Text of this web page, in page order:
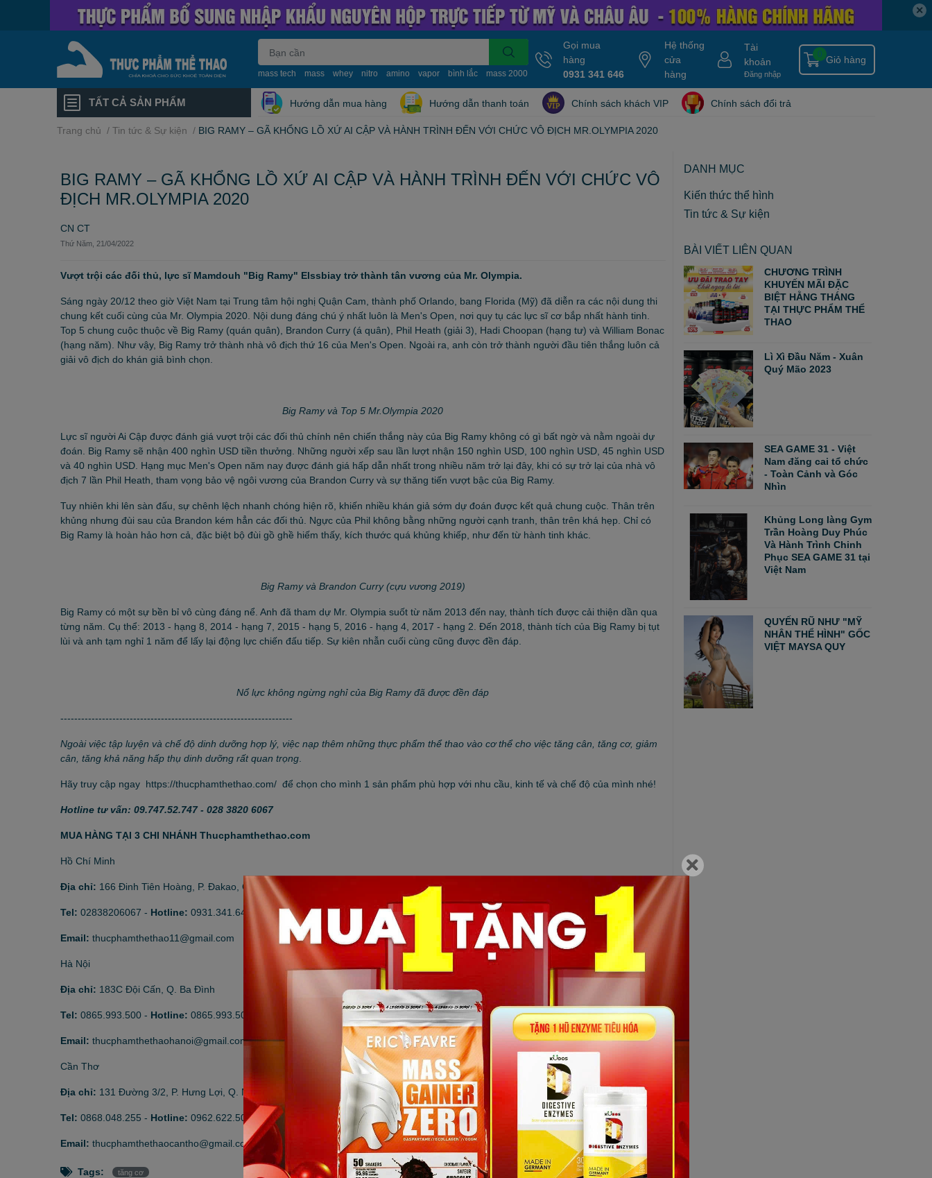
✕
mass tech mass whey nitro amino vapor bình lắc mass 2000 mass 10kg nitro whey gold nitro ripped tang can nitro tech blade isolate
Gọi mua
hàng
0931 341 646
Hệ thống
cửa
hàng
Tài
khoản
Đăng nhập
Giỏ hàng
0
TẤT CẢ SẢN PHẨM Hướng dẫn mua hàng Hướng dẫn thanh toán Chính sách khách VIP Chính sách đổi trả
Trang chủ / Tin tức & Sự kiện / BIG RAMY – GÃ KHỔNG LỒ XỨ AI CẬP VÀ HÀNH TRÌNH ĐẾN VỚI CHỨC VÔ ĐỊCH MR.OLYMPIA 2020
BIG RAMY – GÃ KHỔNG LỒ XỨ AI CẬP VÀ HÀNH TRÌNH ĐẾN VỚI CHỨC VÔ
ĐỊCH MR.OLYMPIA 2020
CN CT
Thứ Năm, 21/04/2022
Vượt trội các đối thủ, lực sĩ Mamdouh "Big Ramy" Elssbiay trở thành tân vương của Mr. Olympia.
Sáng ngày 20/12 theo giờ Việt Nam tại Trung tâm hội nghị Quận Cam, thành phố Orlando, bang Florida (Mỹ) đã diễn ra các nội dung thi
chung kết cuối cùng của Mr. Olympia 2020. Nội dung đáng chú ý nhất luôn là Men's Open, nơi quy tụ các lực sĩ cơ bắp nhất hành tinh.
Top 5 chung cuộc thuộc về Big Ramy (quán quân), Brandon Curry (á quân), Phil Heath (giải 3), Hadi Choopan (hạng tư) và William Bonac
(hạng năm). Như vậy, Big Ramy trở thành nhà vô địch thứ 16 của Men's Open. Ngoài ra, anh còn trở thành người đầu tiên thắng luôn cả
giải vô địch do khán giả bình chọn.
Big Ramy và Top 5 Mr.Olympia 2020
Lực sĩ người Ai Cập được đánh giá vượt trội các đối thủ chính nên chiến thắng này của Big Ramy không có gì bất ngờ và nằm ngoài dự
đoán. Big Ramy sẽ nhận 400 nghìn USD tiền thưởng. Những người xếp sau lần lượt nhận 150 nghìn USD, 100 nghìn USD, 45 nghìn USD
và 40 nghìn USD. Hạng mục Men's Open năm nay được đánh giá hấp dẫn nhất trong nhiều năm trở lại đây, khi có sự trở lại của nhà vô
địch 7 lần Phil Heath, tham vọng bảo vệ ngôi vương của Brandon Curry và sự thăng tiến vượt bậc của Big Ramy.
Tuy nhiên khi lên sàn đấu, sự chênh lệch nhanh chóng hiện rõ, khiến nhiều khán giả sớm dự đoán được kết quả chung cuộc. Thân trên
khủng nhưng đùi sau của Brandon kém hẳn các đối thủ. Ngực của Phil không bằng những người cạnh tranh, thân trên khá hẹp. Chỉ có
Big Ramy là hoàn hảo hơn cả, đặc biệt bộ đùi gồ ghề hiếm thấy, kích thước quá khủng khiếp, như đến từ hành tinh khác.
Big Ramy và Brandon Curry (cựu vương 2019)
Big Ramy có một sự bền bỉ vô cùng đáng nể. Anh đã tham dự Mr. Olympia suốt từ năm 2013 đến nay, thành tích được cải thiện dần qua
từng năm. Cụ thể: 2013 - hạng 8, 2014 - hạng 7, 2015 - hạng 5, 2016 - hạng 4, 2017 - hạng 2. Đến 2018, thành tích của Big Ramy bị tụt
lùi và anh tạm nghỉ 1 năm để lấy lại động lực chiến đấu tiếp. Sự kiên nhẫn cuối cùng cũng được đền đáp.
Nổ lực không ngừng nghỉ của Big Ramy đã được đền đáp
-------------------------------------------------------------------
Ngoài việc tập luyện và chế độ dinh dưỡng hợp lý, việc nạp thêm những thực phẩm thể thao vào cơ thể cho việc tăng cân, tăng cơ, giảm
cân, tăng khả năng hấp thụ dinh dưỡng rất quan trọng
Hãy truy cập ngay https://thucphamthethao.com/ để chọn cho mình 1 sản phẩm phù hợp với nhu cầu, kinh tế và chế độ của mình nhé!
Hotline tư vấn: 09.747.52.747 - 028 3820 6067
MUA HÀNG TẠI 3 CHI NHÁNH Thucphamthethao.com
Hồ Chí Minh
Địa chỉ: 166 Đinh Tiên Hoàng, P. Đakao, Q. 1
Tel: 02838206067 - Hotline: 0931.341.646
Email: thucphamthethao11@gmail.com
Hà Nội
Địa chỉ: 183C Đội Cấn, Q. Ba Đình
Tel: 0865.993.500 - Hotline: 0865.993.500
Email: thucphamthethaohanoi@gmail.com
Cần Thơ
Địa chỉ: 131 Đường 3/2, P. Hưng Lợi, Q. Ninh Kiều
Tel: 0868.048.255 - Hotline: 0962.622.501
Email: thucphamthethaocantho@gmail.com
Tags: tăng cơ
DANH MỤC
Kiến thức thể hình
Tin tức & Sự kiện
BÀI VIẾT LIÊN QUAN
CHƯƠNG TRÌNH
KHUYẾN MÃI ĐẶC
BIỆT HẰNG THÁNG
TẠI THỰC PHẨM THỂ
THAO
Lì Xì Đầu Năm - Xuân
Quý Mão 2023
SEA GAME 31 - Việt
Nam đăng cai tổ chức
- Toàn Cảnh và Góc
Nhìn
Khủng Long làng Gym
Trần Hoàng Duy Phúc
Và Hành Trình Chinh
Phục SEA GAME 31 tại
Việt Nam
QUYẾN RŨ NHƯ "MỸ
NHÂN THỂ HÌNH" GỐC
VIỆT MAYSA QUY